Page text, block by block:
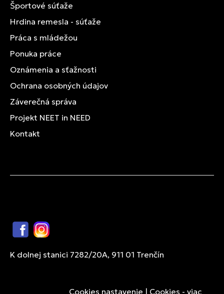
Športové súťaže
Hrdina remesla - súťaže
Práca s mládežou
Ponuka práce
Oznámenia a sťažnosti
Ochrana osobných údajov
Záverečná správa
Projekt NEET in NEED
Kontakt
FacebookInstagram
K dolnej stanici 7282/20A, 911 01 Trenčín
Cookies nastavenie | Cookies - viac